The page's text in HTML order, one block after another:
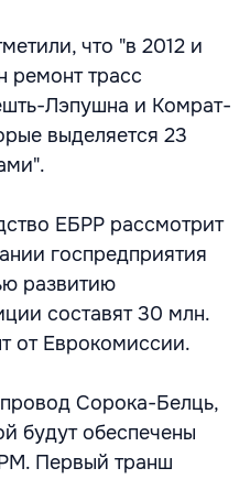
что "в 2012 и
ремонт трасс
Лэпушна и Комрат-
выделяется 23
ЕБРР рассмотрит
госпредприятия
развитию
составят 30 млн.
от Еврокомиссии.
Сорока-Белць,
будут обеспечены
Первый транш